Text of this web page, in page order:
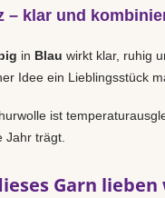
– klar und
in Blau wirkt klar, ruhig
Idee ein Lieblingsstück
ist
Jahr trägt.
Garn